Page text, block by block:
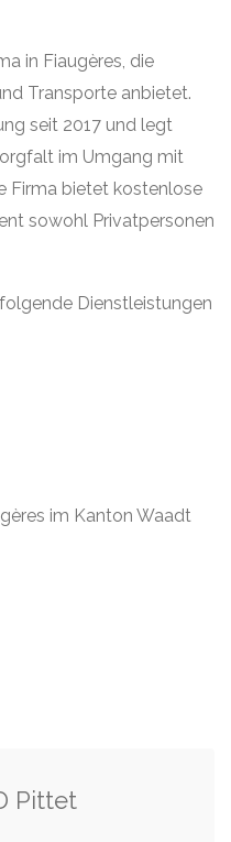
in Fiaugères, die
Transporte anbietet.
seit 2017 und legt
im Umgang mit
Firma bietet kostenlose
sowohl Privatpersonen
Dienstleistungen
im Kanton Waadt
Pittet